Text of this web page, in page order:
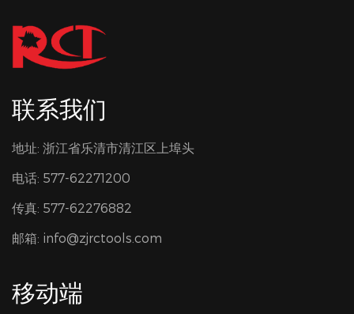
联系我们
地址: 浙江省乐清市清江区上埠头
电话: 577-62271200
传真: 577-62276882
邮箱: info@zjrctools.com
移动端